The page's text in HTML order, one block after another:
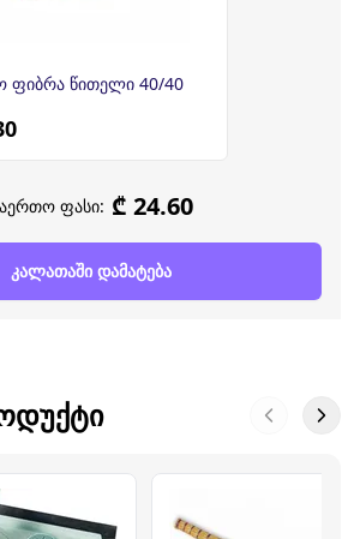
ფიბრა წითელი 40/40
ფასი: ₾ 24.60
კალათაში დამატება